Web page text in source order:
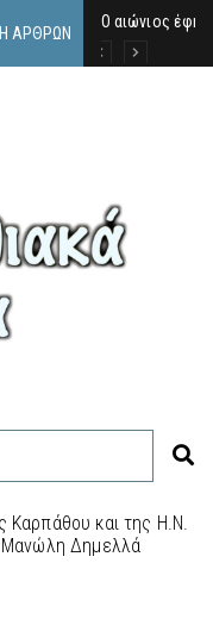
ΆΡΘΡΩΝ
Ο αιώνιος
Δικαστική
Άμεση
Καρπάθου και της Η.Ν.
Μανώλη Δημελλά